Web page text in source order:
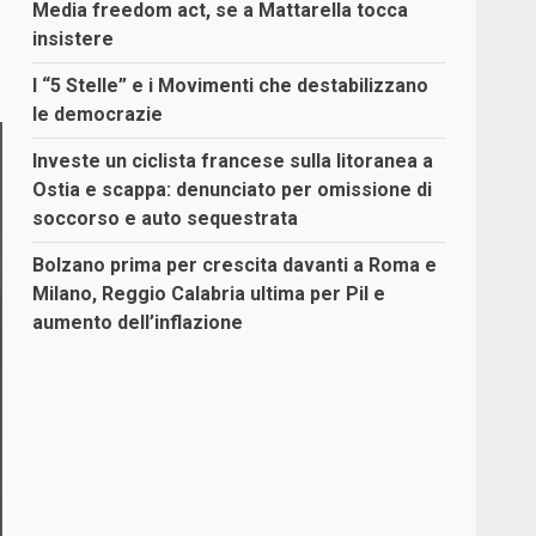
Media freedom act, se a Mattarella tocca
insistere
I “5 Stelle” e i Movimenti che destabilizzano
le democrazie
Investe un ciclista francese sulla litoranea a
Ostia e scappa: denunciato per omissione di
soccorso e auto sequestrata
Bolzano prima per crescita davanti a Roma e
Milano, Reggio Calabria ultima per Pil e
aumento dell’inflazione